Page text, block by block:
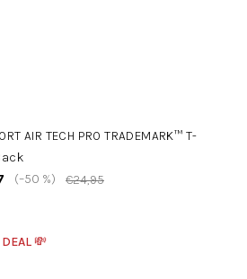
AIR TECH PRO TRADEMARK™ T-
€24,95
(–50 %)
💸